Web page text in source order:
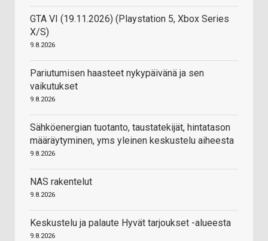
GTA VI (19.11.2026) (Playstation 5, Xbox Series
X/S)
9.8.2026
Pariutumisen haasteet nykypäivänä ja sen
vaikutukset
9.8.2026
Sähköenergian tuotanto, taustatekijät, hintatason
määräytyminen, yms yleinen keskustelu aiheesta
9.8.2026
NAS rakentelut
9.8.2026
Keskustelu ja palaute Hyvät tarjoukset -alueesta
9.8.2026